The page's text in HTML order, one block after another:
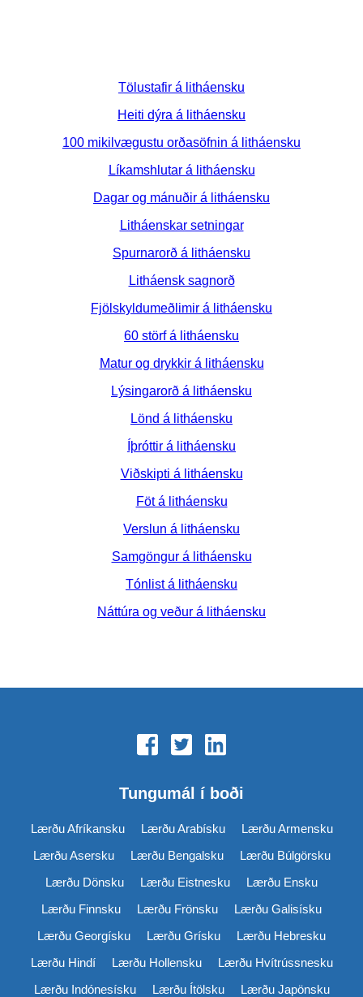
Tölustafir á litháensku
Heiti dýra á litháensku
100 mikilvægustu orðasöfnin á litháensku
Líkamshlutar á litháensku
Dagar og mánuðir á litháensku
Litháenskar setningar
Spurnarorð á litháensku
Litháensk sagnorð
Fjölskyldumeðlimir á litháensku
60 störf á litháensku
Matur og drykkir á litháensku
Lýsingarorð á litháensku
Lönd á litháensku
Íþróttir á litháensku
Viðskipti á litháensku
Föt á litháensku
Verslun á litháensku
Samgöngur á litháensku
Tónlist á litháensku
Náttúra og veður á litháensku
Tungumál í boði
Lærðu Afríkansku Lærðu Arabísku
Lærðu Armensku
Lærðu Asersku
Lærðu Bengalsku
Lærðu Búlgörsku
Lærðu Dönsku
Lærðu Eistnesku
Lærðu Ensku
Lærðu Finnsku
Lærðu Frönsku
Lærðu Galisísku
Lærðu Georgísku
Lærðu Grísku
Lærðu Hebresku
Lærðu Hindí
Lærðu Hollensku
Lærðu Hvítrússnesku
Lærðu Indónesísku
Lærðu Ítölsku
Lærðu Japönsku